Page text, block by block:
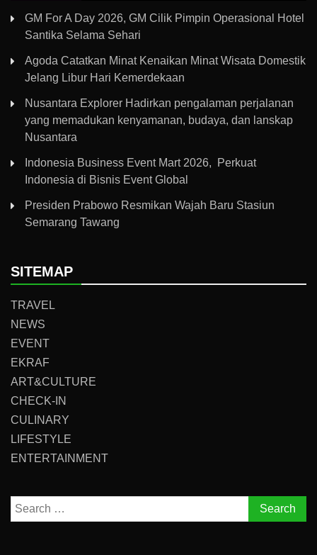
GM For A Day 2026, GM Cilik Pimpin Operasional Hotel
Santika Selama Sehari
Agoda Catatkan Minat Kenaikan Minat Wisata Domestik
Jelang Libur Hari Kemerdekaan
Nusantara Explorer Hadirkan pengalaman perjalanan
yang memadukan kenyamanan, budaya, dan lanskap
Nusantara
Indonesia Business Event Mart 2026, Perkuat
Indonesia di Bisnis Event Global
Presiden Prabowo Resmikan Wajah Baru Stasiun
Semarang Tawang
SITEMAP
TRAVEL
NEWS
EVENT
EKRAF
ART&CULTURE
CHECK-IN
CULINARY
LIFESTYLE
ENTERTAINMENT
Search
for: